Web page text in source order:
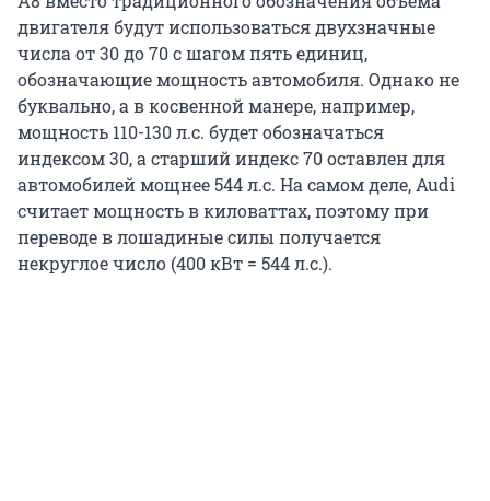
двигателя будут использоваться двухзначные
числа от 30 до 70 с шагом пять единиц,
обозначающие мощность автомобиля. Однако не
буквально, а в косвенной манере, например,
мощность 110-130 л.с. будет обозначаться
индексом 30, а старший индекс 70 оставлен для
автомобилей мощнее 544 л.с. На самом деле, Audi
считает мощность в киловаттах, поэтому при
переводе в лошадиные силы получается
некруглое число (400 кВт = 544 л.с.).